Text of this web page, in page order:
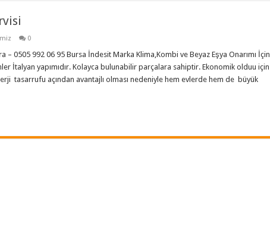
0
– 0505 992 06 95 Bursa İndesit Marka Klima,Kombi ve Beyaz Eşya Onarımı İçin
İtalyan yapımıdır. Kolayca bulunabilir parçalara sahiptir. Ekonomik olduu için
tasarrufu açından avantajlı olması nedeniyle hem evlerde hem de büyük